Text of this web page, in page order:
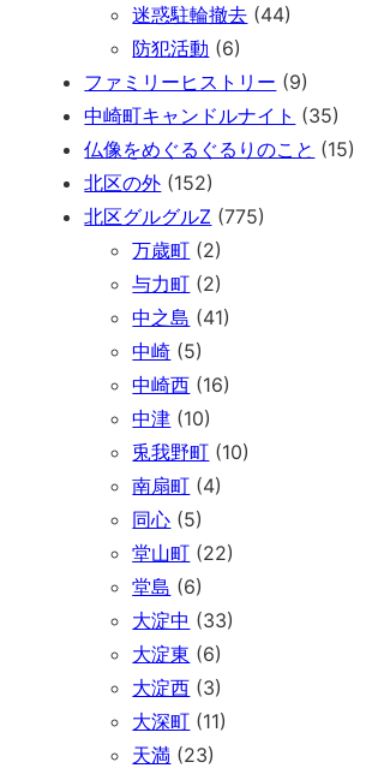
迷惑駐輪撤去 (44)
防犯活動 (6)
ファミリーヒストリー (9)
中崎町キャンドルナイト (35)
仏像をめぐるぐるりのこと (15)
北区の外 (152)
北区グルグルZ (775)
万歳町 (2)
与力町 (2)
中之島 (41)
中崎 (5)
中崎西 (16)
中津 (10)
兎我野町 (10)
南扇町 (4)
同心 (5)
堂山町 (22)
堂島 (6)
大淀中 (33)
大淀東 (6)
大淀西 (3)
大深町 (11)
天満 (23)